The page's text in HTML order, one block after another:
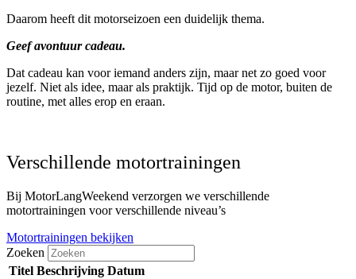
Daarom heeft dit motorseizoen een duidelijk thema.
Geef avontuur cadeau.
Dat cadeau kan voor iemand anders zijn, maar net zo goed voor
jezelf. Niet als idee, maar als praktijk. Tijd op de motor, buiten de
routine, met alles erop en eraan.
Verschillende motortrainingen
Bij MotorLangWeekend verzorgen we verschillende
motortrainingen voor verschillende niveau’s
Motortrainingen bekijken
Zoeken
Titel Beschrijving Datum